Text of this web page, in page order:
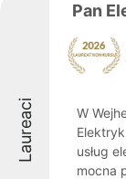
Laureaci
Pan
W
usług
mocna